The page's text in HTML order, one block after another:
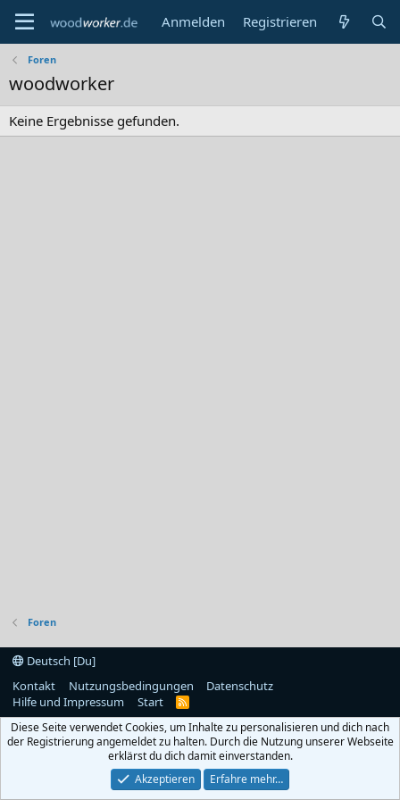
Anmelden Registrieren
Foren
woodworker
Keine Ergebnisse gefunden.
Foren
Deutsch [Du]
Kontakt
Nutzungsbedingungen
Datenschutz
Hilfe und Impressum
Start
R
S
Diese Seite verwendet Cookies, um Inhalte zu personalisieren und dich nach
der Registrierung angemeldet zu halten. Durch die Nutzung unserer Webseite
erklärst du dich damit einverstanden.
Akzeptieren
Erfahre mehr…